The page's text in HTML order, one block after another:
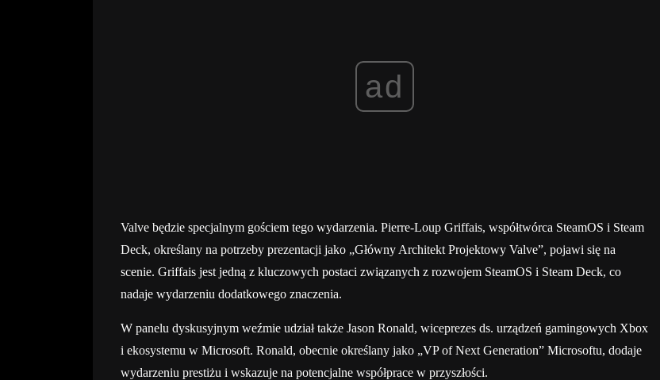
ad
Valve będzie specjalnym gościem tego wydarzenia. Pierre-Loup Griffais, współtwórca SteamOS i Steam
Deck, określany na potrzeby prezentacji jako „Główny Architekt Projektowy Valve”, pojawi się na
scenie. Griffais jest jedną z kluczowych postaci związanych z rozwojem SteamOS i Steam Deck, co
nadaje wydarzeniu dodatkowego znaczenia.
W panelu dyskusyjnym weźmie udział także Jason Ronald, wiceprezes ds. urządzeń gamingowych Xbox
i ekosystemu w Microsoft. Ronald, obecnie określany jako „VP of Next Generation” Microsoftu, dodaje
wydarzeniu prestiżu i wskazuje na potencjalne współprace w przyszłości.